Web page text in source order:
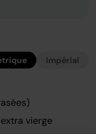
Impérial
vierge